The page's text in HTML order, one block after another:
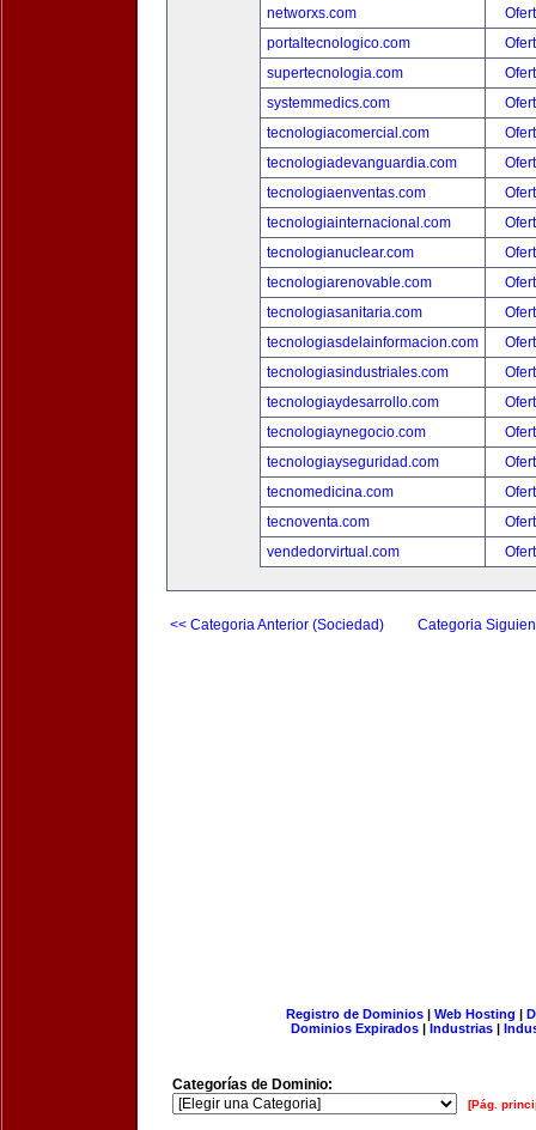
networxs.com
portaltecnologico.com
supertecnologia.com
systemmedics.com
tecnologiacomercial.com
tecnologiadevanguardia.com
tecnologiaenventas.com
tecnologiainternacional.com
tecnologianuclear.com
tecnologiarenovable.com
tecnologiasanitaria.com
tecnologiasdelainformacion.com
tecnologiasindustriales.com
tecnologiaydesarrollo.com
tecnologiaynegocio.com
tecnologiayseguridad.com
tecnomedicina.com
tecnoventa.com
vendedorvirtual.com
<< Categoria Anterior (Sociedad) Categoria
Registro de Dominios| Web Hosting |
Dominios Expirados | Industrias |
Categorías de Dominio:
[Pág.